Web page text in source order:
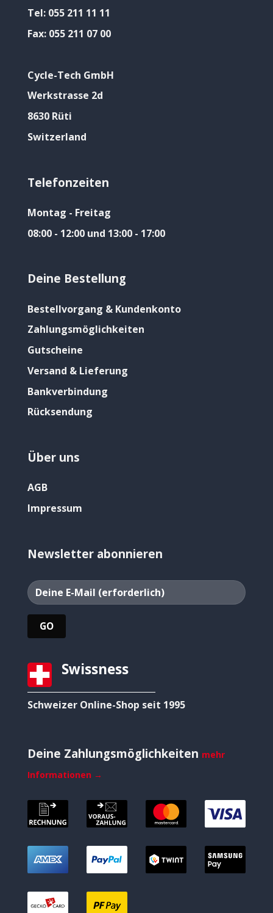
Tel: 055 211 11 11
Fax: 055 211 07 00
Cycle-Tech GmbH
Werkstrasse 2d
8630 Rüti
Switzerland
Telefonzeiten
Montag - Freitag
08:00 - 12:00 und 13:00 - 17:00
Deine Bestellung
Bestellvorgang & Kundenkonto
Zahlungsmöglichkeiten
Gutscheine
Versand & Lieferung
Bankverbindung
Rücksendung
Über uns
AGB
Impressum
Newsletter abonnieren
Swissness
Schweizer Online-Shop seit 1995
Deine Zahlungsmöglichkeiten mehr
Informationen →